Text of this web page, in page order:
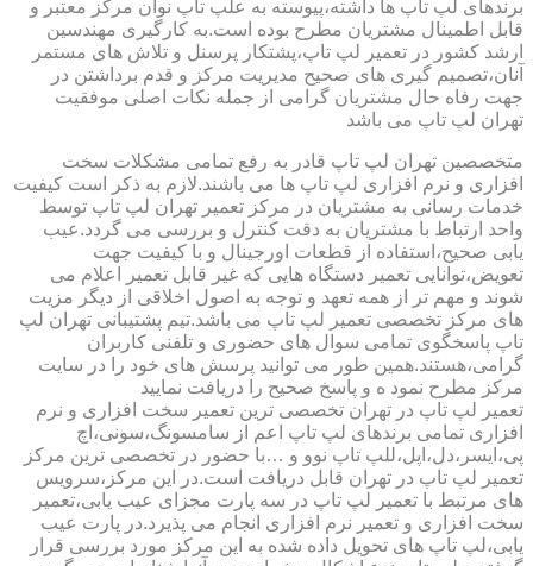
برندهای لپ تاپ ها داشته،پیوسته به علپ تاپ نوان مرکز معتبر و
قابل اطمینال مشتریان مطرح بوده است.به کارگیری مهندسین
ارشد کشور در تعمیر لپ تاپ،پشتکار پرسنل و تلاش های مستمر
آنان،تصمیم گیری های صحیح مدیریت مرکز و قدم برداشتن در
جهت رفاه حال مشتریان گرامی از جمله نکات اصلی موفقیت
تهران لپ تاپ می باشد
متخصصین تهران لپ تاپ قادر به رفع تمامی مشکلات سخت
افزاری و نرم افزاری لپ تاپ ها می باشند.لازم به ذکر است کیفیت
خدمات رسانی به مشتریان در مرکز تعمیر تهران لپ تاپ توسط
واحد ارتباط با مشتریان به دقت کنترل و بررسی می گردد.عیب
یابی صحیح،استفاده از قطعات اورجینال و با کیفیت جهت
تعویض،توانایی تعمیر دستگاه هایی که غیر قابل تعمیر اعلام می
شوند و مهم تر از همه تعهد و توجه به اصول اخلاقی از دیگر مزیت
های مرکز تخصصی تعمیر لپ تاپ می باشد.تیم پشتیبانی تهران لپ
تاپ پاسخگوی تمامی سوال های حضوری و تلفنی کاربران
گرامی،هستند.همین طور می توانید پرسش های خود را در سایت
مرکز مطرح نمود ه و پاسخ صحیح را دریافت نمایید
تعمیر لپ تاپ در تهران تخصصی ترین تعمیر سخت افزاری و نرم
افزاری تمامی برندهای لپ تاپ اعم از سامسونگ،سونی،اچ
پی،ایسر،دل،اپل،للپ تاپ نوو و …با حضور در تخصصی ترین مرکز
تعمیر لپ تاپ در تهران قابل دریافت است.در این مرکز،سرویس
های مرتبط با تعمیر لپ تاپ در سه پارت مجزای عیب یابی،تعمیر
سخت افزاری و تعمیر نرم افزاری انجام می پذیرد.در پارت عیب
یابی،لپ تاپ های تحویل داده شده به این مرکز مورد بررسی قرار